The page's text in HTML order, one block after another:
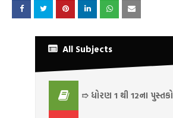
All Subjects
➱ ધોરણ 1 થી 12ના પુસ્તકો